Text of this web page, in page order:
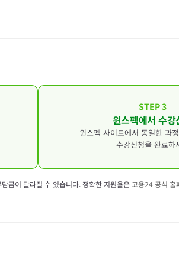
STEP 3
윈스펙에서 수강
윈스펙 사이트에서 동일한 과
수강신청을 완료하
금이 달라질 수 있습니다. 정확한 지원율은고용24 공식 홈